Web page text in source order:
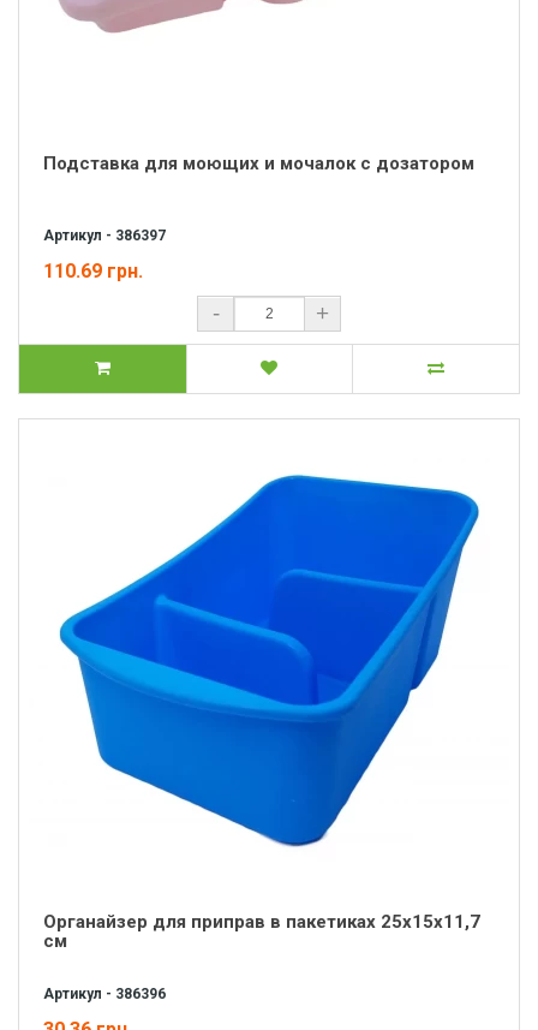
Подставка для моющих и мочалок с дозатором
Артикул - 386397
110.69 грн.
- +
Органайзер для приправ в пакетиках 25x15x11,7
см
Артикул - 386396